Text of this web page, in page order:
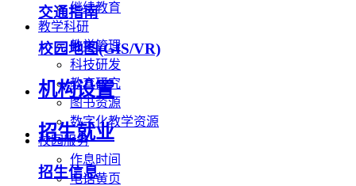
继续教育
教学科研
教学管理
科技研发
教育研究
图书资源
数字化教学资源
校园服务
作息时间
电话黄页
交通指南
校园地图(GIS/VR)
机构设置
招生就业
招生信息